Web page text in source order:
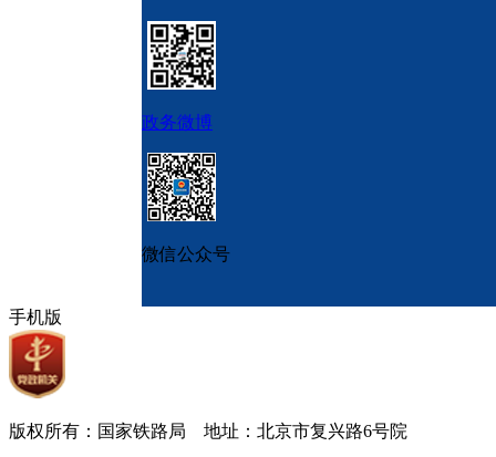
政务微博
微信公众号
手机版
版权所有：国家铁路局 地址：北京市复兴路6号院